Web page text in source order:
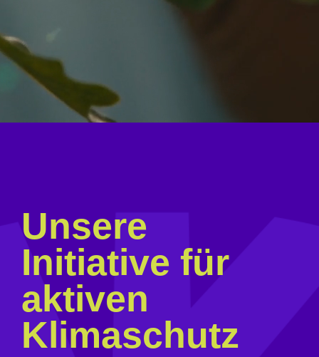
Webshop
FAQ häufige Fragen
Unsere
Initiative für
aktiven
Klimaschutz